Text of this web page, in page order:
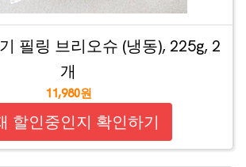
필링 브리오슈 (냉동), 225g, 2
개
11,980원
할인중인지 확인하기